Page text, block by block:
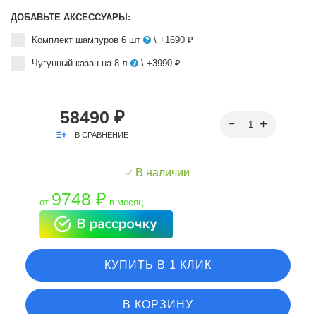
ДОБАВЬТЕ АКСЕССУАРЫ:
Комплект шампуров 6 шт \ +1690 ₽
Чугунный казан на 8 л \ +3990 ₽
58490 ₽
В СРАВНЕНИЕ
В наличии
от 9748 ₽ в месяц
КУПИТЬ В 1 КЛИК
В КОРЗИНУ